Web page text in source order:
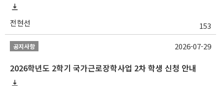
전현선 153
공지사항
2026학년도 2학기 국가근로장학사업 2차 학생 신청 안내
2026-07-29